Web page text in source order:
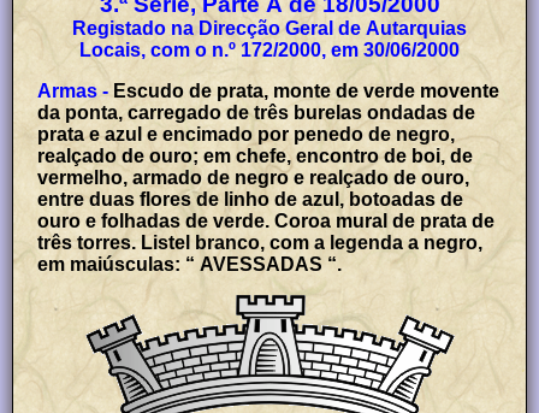
Registado na Direcção Geral de Autarquias
Locais, com o n.º 172/2000, em 30/06/2000
Armas - Escudo de prata, monte de verde movente
da ponta, carregado de três burelas ondadas de
prata e azul e encimado por penedo de negro,
realçado de ouro; em chefe, encontro de boi, de
vermelho, armado de negro e realçado de ouro,
entre duas flores de linho de azul, botoadas de
ouro e folhadas de verde. Coroa mural de prata de
três torres. Listel branco, com a legenda a negro,
em maiúsculas: “ AVESSADAS “.